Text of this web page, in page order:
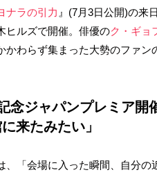
ナラの引力 』(7月3日公開)の来
ヒルズで開催。俳優のク・ギョ
わらず集まった大勢のファン
念ジャパンプレミア開
来たみたい」
、「会場に入った瞬間、自分の